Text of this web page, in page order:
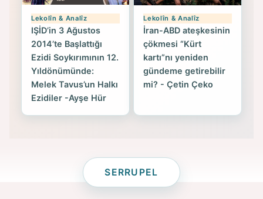
Lekolîn & Analîz
IŞİD’in 3 Ağustos
2014’te Başlattığı
Ezidi Soykırımının 12.
Yıldönümünde:
Melek Tavus’un Halkı
Ezidiler -Ayşe Hür
Lekolîn & Analîz
İran-ABD ateşkesinin
çökmesi “Kürt
kartı”nı yeniden
gündeme getirebilir
mi? - Çetin Çeko
SERRUPEL